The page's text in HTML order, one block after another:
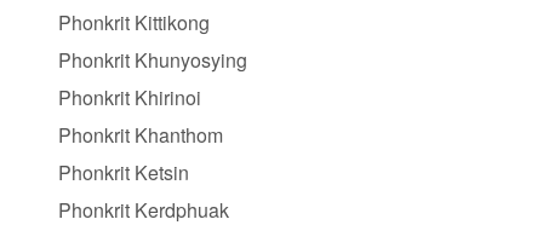
Phonkrit Kittikong
Phonkrit Khunyosying
Phonkrit Khirinoi
Phonkrit Khanthom
Phonkrit Ketsin
Phonkrit Kerdphuak